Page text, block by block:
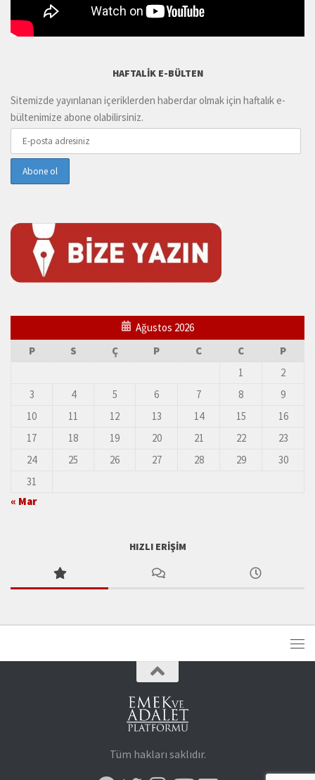
HAFTALIK E-BÜLTEN
Sitemizde yayınlanan içeriklerden haberdar olmak için haftalık e-
bültenimize abone olabilirsiniz.
Ağustos 2026
P
S Ç P C C
P
1
2
3
4 5 6 7 8
9
10
11 12 13 14 15
16
17
18 19 20 21 22
23
24
25 26 27 28 29
30
31
« Mar
HIZLI ERIŞIM
Tüm hakları saklıdır.